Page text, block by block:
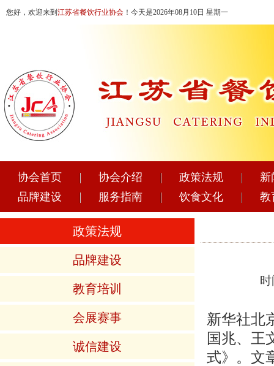
您好，欢迎来到 江苏省餐饮行业协会 ！今天是2026年08月10日 星期一
协会首页 协会介绍 政策法规
新
品牌建设
服务指南 饮食文化 教
政策法规
品牌建设
教育培训
会展赛事
诚信建设
新华社北
国兆、王
式》。文